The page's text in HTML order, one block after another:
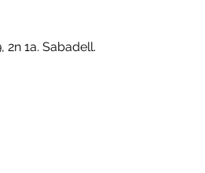
2n 1a. Sabadell.